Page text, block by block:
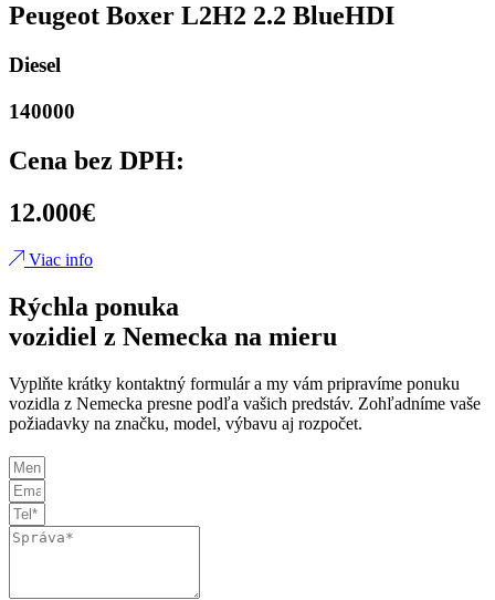
Peugeot Boxer L2H2 2.2 BlueHDI
Diesel
140000
Cena bez DPH:
12.000€
Viac info
Rýchla ponuka
vozidiel z Nemecka na mieru
Vyplňte krátky kontaktný formulár a my vám pripravíme ponuku
vozidla z Nemecka presne podľa vašich predstáv. Zohľadníme vaše
požiadavky na značku, model, výbavu aj rozpočet.